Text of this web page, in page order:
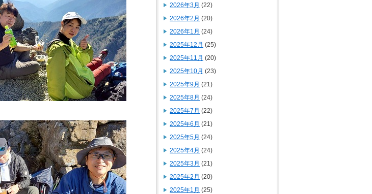
2026年3月 (22)
2026年2月 (20)
2026年1月 (24)
2025年12月 (25)
2025年11月 (20)
2025年10月 (23)
2025年9月 (21)
2025年8月 (24)
2025年7月 (22)
2025年6月 (21)
2025年5月 (24)
2025年4月 (24)
2025年3月 (21)
2025年2月 (20)
2025年1月 (25)